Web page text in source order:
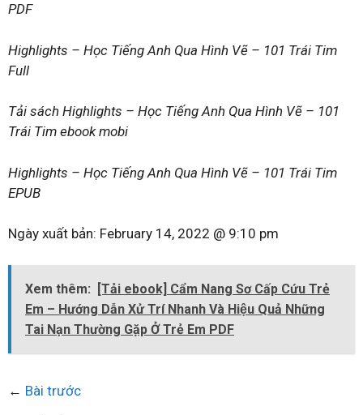
PDF
Highlights – Học Tiếng Anh Qua Hình Vẽ – 101 Trái Tim
Full
Tải sách Highlights – Học Tiếng Anh Qua Hình Vẽ – 101
Trái Tim ebook mobi
Highlights – Học Tiếng Anh Qua Hình Vẽ – 101 Trái Tim
EPUB
Ngày xuất bản: February 14, 2022 @ 9:10 pm
Xem thêm:
[Tải ebook] Cẩm Nang Sơ Cấp Cứu Trẻ
Em – Hướng Dẫn Xử Trí Nhanh Và Hiệu Quả Những
Tai Nạn Thường Gặp Ở Trẻ Em PDF
← Bài trước